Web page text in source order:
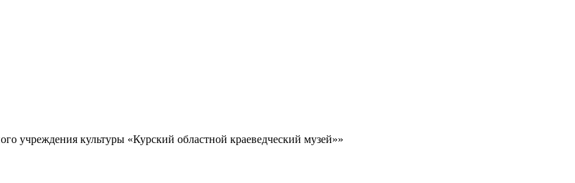
учреждения культуры «Курский областной краеведческий музей»»